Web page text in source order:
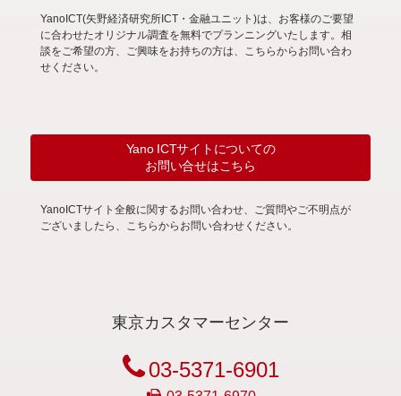
YanoICT(矢野経済研究所ICT・金融ユニット)は、お客様のご要望
に合わせたオリジナル調査を無料でプランニングいたします。相
談をご希望の方、ご興味をお持ちの方は、こちらからお問い合わ
せください。
Yano ICTサイトについての
お問い合せはこちら
YanoICTサイト全般に関するお問い合わせ、ご質問やご不明点が
ございましたら、こちらからお問い合わせください。
東京カスタマーセンター
03-5371-6901